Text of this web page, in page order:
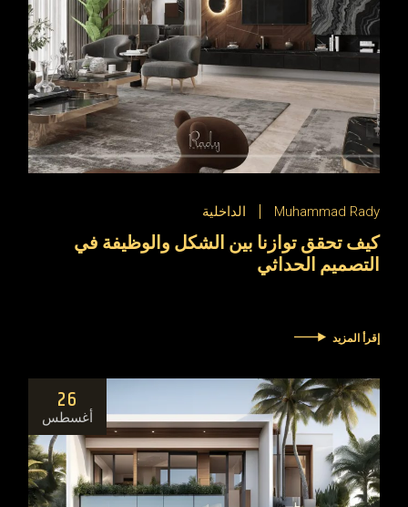
Muhammad Rady الداخلية
كيف تحقق توازنا بين الشكل والوظيفة في
التصميم الحداثي
إقرأ المزيد
26
أغسطس